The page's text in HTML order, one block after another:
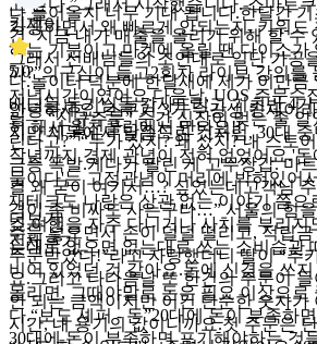
나 들어올지 너무 기대 됩니다.한달간
건 ‘지금 내가 매출을 올리기 위해 할 수
그래서 선배님들의 조언대로 일단 가공
다.놀이터 덕분에 한달새에 제가 이만큼
배님들,동기님들 감사드리고 기초반 4
히 해서 월천클럽에서 만나요!!
가공하면서 왜 빠르게 안되는지, 키워드
하는 기분이고,마켓에 올릴 땐 다이소가
까?”의구심이 들고2회차 라이브 강의를
저녁시간이였어요.다음날, UOS 주문수
링— “신규주문” 순간 심장이 멎는 줄 알
린다고?” “누가 샀지? 왜 샀지? 내 스토
금증 폭발.게다가 팔린 게 고무장갑. 마
걸 왜 굳이 여기서…? 싶었는데고객님
격이 좀 비싸도 사는구나…” 서울의 힘
주문 넣으면서 손이 덜덜 떨리고, 적립
주문받았다!”라고 자랑했더니 딸이 “추
요.그리고 다다음날 또 한건의 주문이
안 되는 금액이지만 이건 단순한 숫자가
시간, 내 용기의 값이니까요.첫 주문은
킹제이
5.0
안녕하세요. 스쿠기 3기 수강생 킹제이
지만 제목에서 말씀드린 것처럼, 30대
작년까지 경제 관념이 전혀 없었어요.'
물이다'는 고정관념이 머리에 박혀있어
재테크도 나랑은 상관 없는 이야기 쯤으
죠.여행을 자주 다니거나 사치를 부리지
는대로 없으면 없는대로 쓰는 소비습관
비어 있었던 것 같아요.돈에 신경을 쓰지
몰리면, 그때야말로 돈은 필요 이상으로 중요한 것이 되어버린
다.“보도 셰퍼 - 돈”20대에 돈이 부족하
30대에 돈이 부족하면 포기해야하는 것
더보기
전체후기